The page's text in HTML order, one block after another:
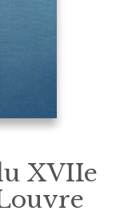
XVIIe